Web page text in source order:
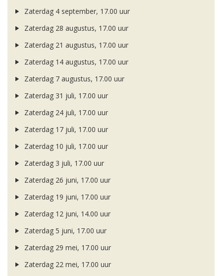
Zaterdag 4 september, 17.00 uur
Zaterdag 28 augustus, 17.00 uur
Zaterdag 21 augustus, 17.00 uur
Zaterdag 14 augustus, 17.00 uur
Zaterdag 7 augustus, 17.00 uur
Zaterdag 31 juli, 17.00 uur
Zaterdag 24 juli, 17.00 uur
Zaterdag 17 juli, 17.00 uur
Zaterdag 10 juli, 17.00 uur
Zaterdag 3 juli, 17.00 uur
Zaterdag 26 juni, 17.00 uur
Zaterdag 19 juni, 17.00 uur
Zaterdag 12 juni, 14.00 uur
Zaterdag 5 juni, 17.00 uur
Zaterdag 29 mei, 17.00 uur
Zaterdag 22 mei, 17.00 uur